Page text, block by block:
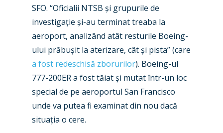
SFO. “Oficialii NTSB și grupurile de
investigație și-au terminat treaba la
aeroport, analizând atât resturile Boeing-
ului prăbușit la aterizare, cât și pista” (care
a fost redeschisă zborurilor). Boeing-ul
777-200ER a fost tăiat și mutat într-un loc
special de pe aeroportul San Francisco
unde va putea fi examinat din nou dacă
situația o cere.
New Routes